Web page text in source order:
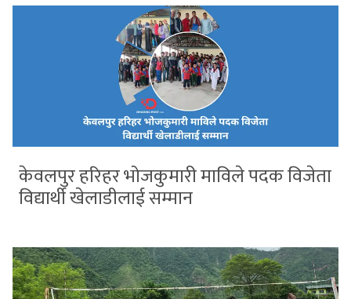
केवलपुर हरिहर भोजकुमारी माविले पदक विजेता
विद्यार्थी खेलाडीलाई सम्मान